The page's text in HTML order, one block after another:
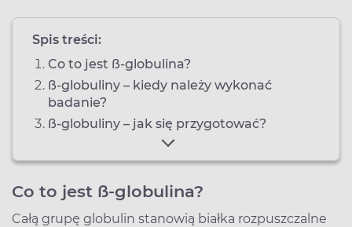
Spis treści:
Co to jest ß-globulina?
ß-globuliny – kiedy należy wykonać
badanie?
ß-globuliny – jak się przygotować?
Co to jest ß-globulina?
Całą grupę globulin stanowią białka rozpuszczalne